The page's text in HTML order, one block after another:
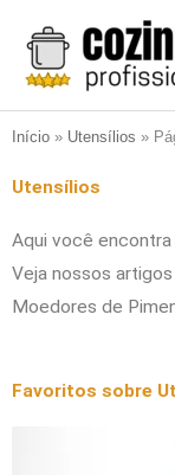
para
conteúdo
Início » Utensílios »
Utensílios
Aqui você
Veja nossos
Moedores de
Favoritos sobre